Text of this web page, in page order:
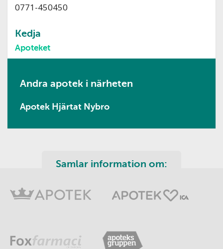
0771-450450
Kedja
Apoteket
Andra apotek i närheten
Apotek Hjärtat Nybro
Samlar information om: